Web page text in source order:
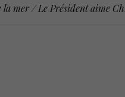
mer / Le Président aime